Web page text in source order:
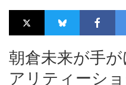
朝倉未来が手
アリティーシ